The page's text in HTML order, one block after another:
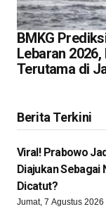
BMKG
Lebaran
Terutama di
Berita Terkini
Viral! Prabowo
Diajukan Sebagai
Dicatut?
Jumat, 7 Agustus 2026